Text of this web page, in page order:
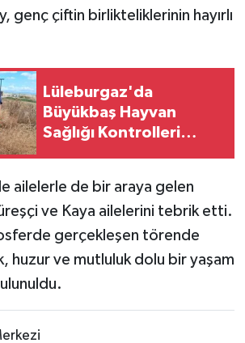
genç çiftin birlikteliklerinin hayırlı
Lüleburgaz'da
Büyükbaş Hayvan
Sağlığı Kontrolleri
ailelerle de bir araya gelen
ve Kaya ailelerini tebrik etti.
gerçekleşen törende
huzur ve mutluluk dolu bir yaşam